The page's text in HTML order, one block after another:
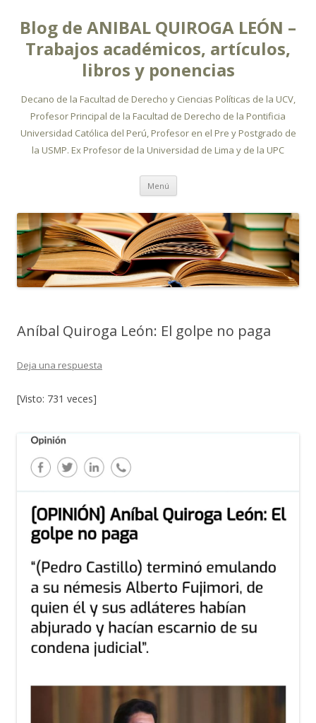
Blog de ANIBAL QUIROGA LEÓN –
Trabajos académicos, artículos,
libros y ponencias
Decano de la Facultad de Derecho y Ciencias Políticas de la UCV,
Profesor Principal de la Facultad de Derecho de la Pontificia
Universidad Católica del Perú, Profesor en el Pre y Postgrado de
la USMP. Ex Profesor de la Universidad de Lima y de la UPC
Menú Ir
contenido
Aníbal Quiroga León: El golpe no paga
Deja una respuesta
[Visto: 731 veces]